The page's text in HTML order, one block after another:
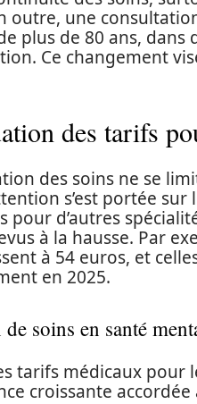
outre, une
plus de 80 ans,
Ce changement
des tarifs
des soins ne se
s’est portée sur
pour d’autres
à la hausse. Par
à 54 euros, et
en 2025.
soins en santé
tarifs médicaux pour
croissante